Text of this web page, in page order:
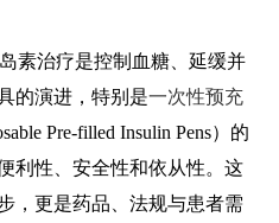
素治疗是控制血糖、延缓并
的演进，特别是一次性预充
Pre-filled Insulin Pens）的
利性、安全性和依从性。这
，更是药品、法规与患者需